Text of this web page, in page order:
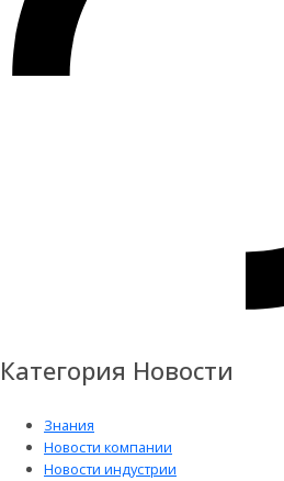
Категория Новости
Знания
Новости компании
Новости индустрии